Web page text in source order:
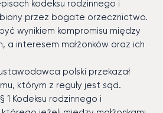
kodeksu rodzinnego i
przez bogate orzecznictwo.
wynikiem kompromisu między
a interesem małżonków oraz ich
polski przekazał
którym z reguły jest sąd.
1 Kodeksu rodzinnego i